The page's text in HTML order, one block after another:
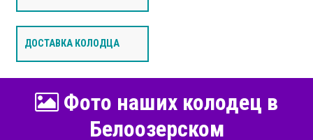
ДОСТАВКА КОЛОДЦА
Фото наших колодец в
Белоозерском